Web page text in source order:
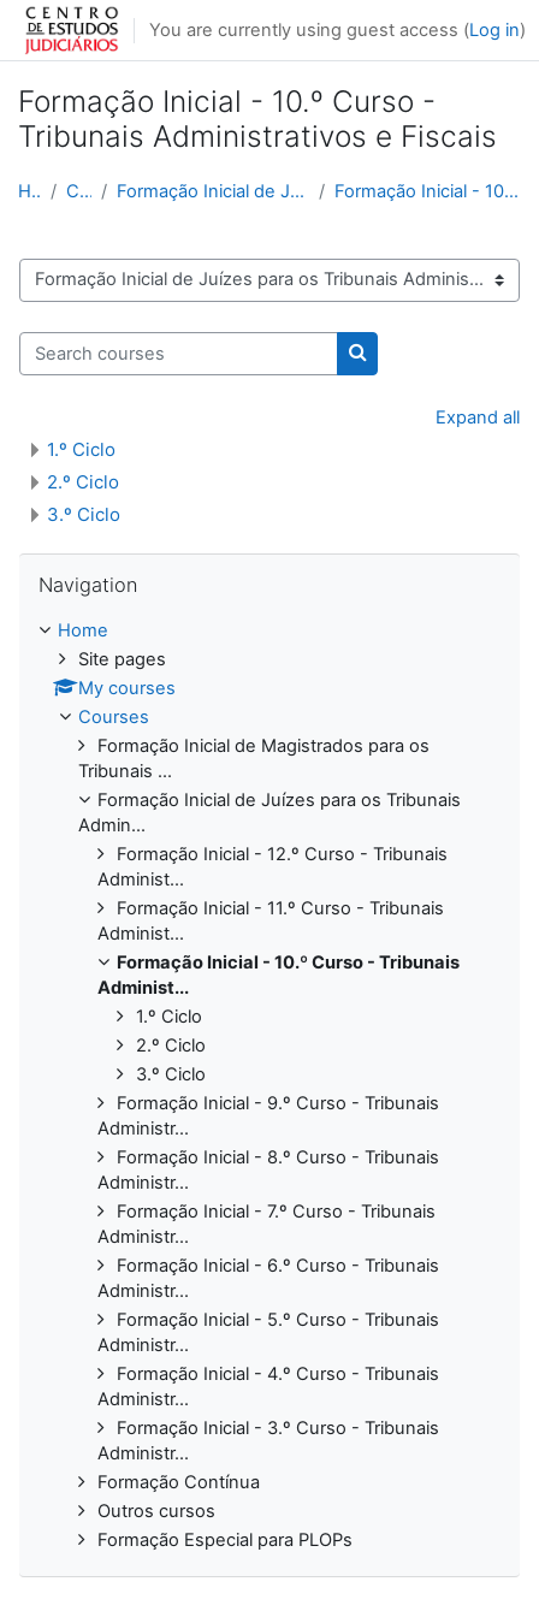
Skip to main content
You are currently using guest access (Log in)
Formação Inicial - 10.º Curso -
Tribunais Administrativos e Fiscais
Home Courses Formação Inicial de Juízes para os Tribunais Admin... Formação Inicial - 10.º Curso - Tribunais Administ...
Course categories
Search courses
Search courses
Expand all
1.º Ciclo
2.º Ciclo
3.º Ciclo
Navigation
Home
Site pages
My courses
Courses
Formação Inicial de Magistrados para os
Tribunais ...
Formação Inicial de Juízes para os Tribunais
Admin...
Formação Inicial - 12.º Curso - Tribunais
Administ...
Formação Inicial - 11.º Curso - Tribunais
Administ...
Formação Inicial - 10.º Curso - Tribunais
Administ...
1.º Ciclo
2.º Ciclo
3.º Ciclo
Formação Inicial - 9.º Curso - Tribunais
Administr...
Formação Inicial - 8.º Curso - Tribunais
Administr...
Formação Inicial - 7.º Curso - Tribunais
Administr...
Formação Inicial - 6.º Curso - Tribunais
Administr...
Formação Inicial - 5.º Curso - Tribunais
Administr...
Formação Inicial - 4.º Curso - Tribunais
Administr...
Formação Inicial - 3.º Curso - Tribunais
Administr...
Formação Contínua
Outros cursos
Formação Especial para PLOPs